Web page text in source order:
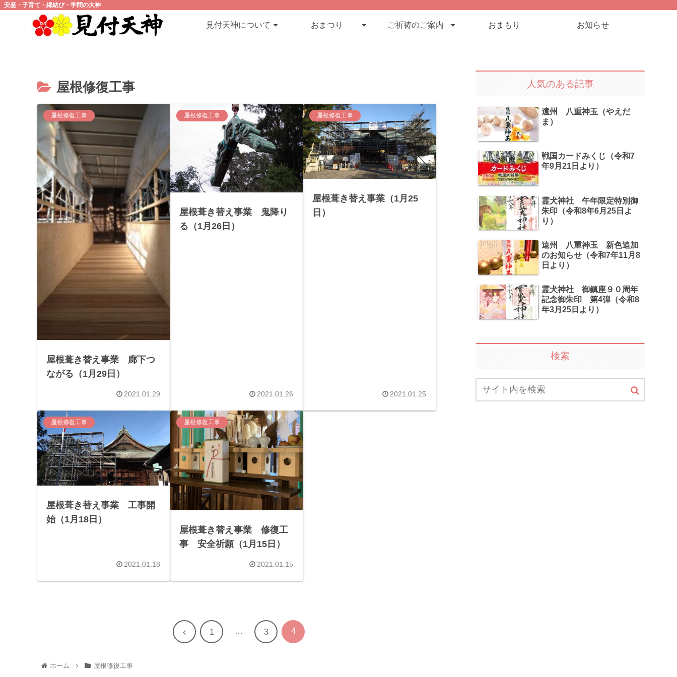
安産・子育て・縁結び・学問の大神
見付天神について おまつり ご祈祷のご案内 おまもり お知らせ
屋根修復工事
屋根修復工事
屋根葺き替え事業 廊下つ
ながる（1月29日）
2021.01.29
屋根修復工事
屋根葺き替え事業 鬼降り
る（1月26日）
2021.01.26
屋根修復工事
屋根葺き替え事業（1月25
日）
2021.01.25
屋根修復工事
屋根葺き替え事業 工事開
始（1月18日）
2021.01.18
屋根修復工事
屋根葺き替え事業 修復工
事 安全祈願（1月15日）
2021.01.15
前 1 … 3 4
ホーム 屋根修復工事
人気のある記事
遠州 八重神玉（やえだ
ま）
戦国カードみくじ（令和7
年9月21日より）
霊犬神社 午年限定特別御
朱印（令和8年6月25日よ
り）
遠州 八重神玉 新色追加
のお知らせ（令和7年11月8
日より）
霊犬神社 御鎮座９０周年
記念御朱印 第4弾（令和8
年3月25日より）
検索